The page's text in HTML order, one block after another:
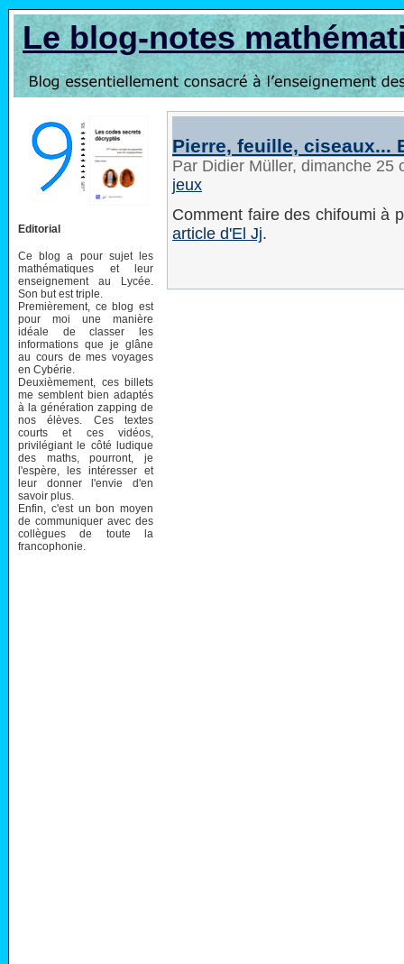
Le blog-notes
Editorial
Ce blog a pour sujet les
mathématiques et leur
enseignement au Lycée.
Son but est triple.
Premièrement, ce blog est
pour moi une manière
idéale de classer les
informations que je glâne
au cours de mes voyages
en Cybérie.
Deuxièmement, ces billets
me semblent bien adaptés
à la génération zapping de
nos élèves. Ces textes
courts et ces vidéos,
privilégiant le côté ludique
des maths, pourront, je
l'espère, les intéresser et
leur donner l'envie d'en
savoir plus.
Enfin, c'est un bon moyen
de communiquer avec des
collègues de toute la
francophonie.
Pierre, feuille, ciseaux...
Par Didier Müller, dimanche
jeux
Comment faire des chifoumi à
article d'El Jj.